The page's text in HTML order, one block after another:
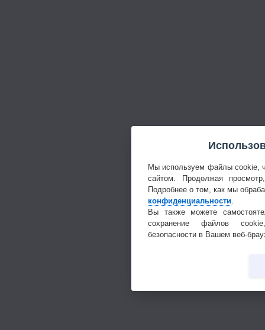
Мы используем файлы cookie,
сайтом. Продолжая
Подробнее о том, как мы
конфиденциальности
Вы также можете
сохранение файлов
безопасности в Вашем веб-